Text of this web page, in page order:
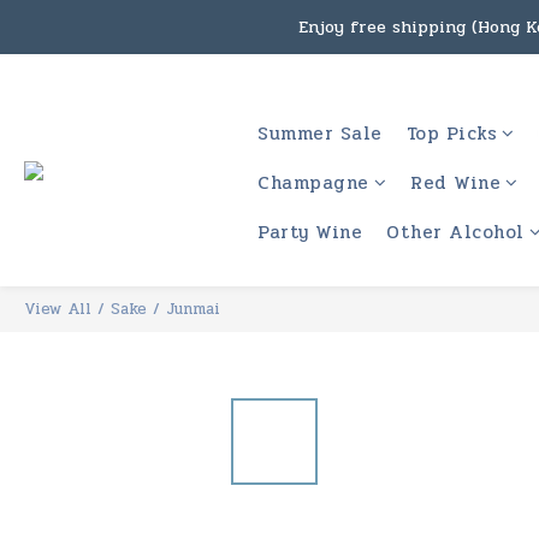
Under the law of Hong
Enjoy free shipping (Hong
Enjoy free
Under the law of Hong
Summer Sale Top Picks
Champagne
Red Wine
Party Wine
Other Alcohol
View All / Sake / Junmai